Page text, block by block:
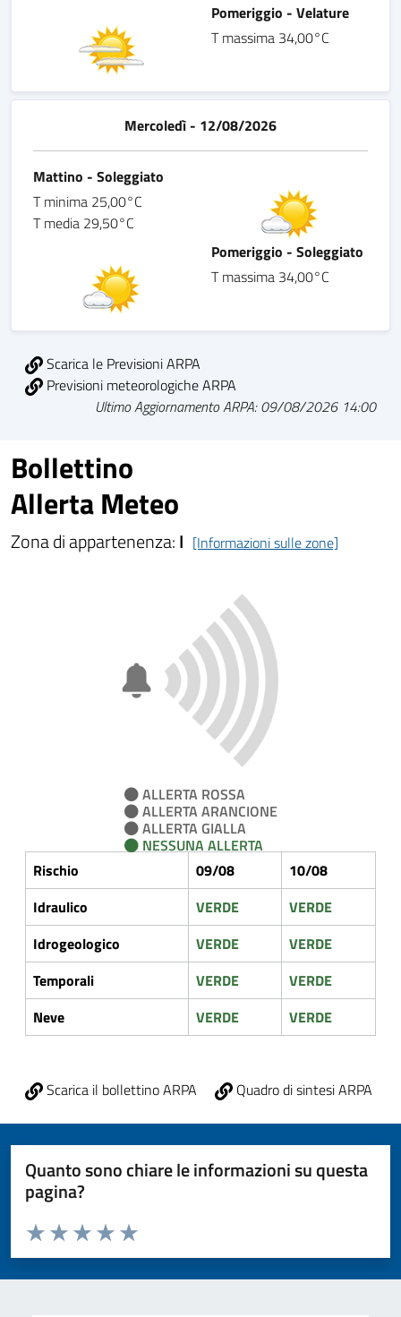
Pomeriggio - Velature
T massima 34,00°C
Mercoledì - 12/08/2026
Mattino - Soleggiato
T minima 25,00°C
T media 29,50°C
Pomeriggio - Soleggiato
T massima 34,00°C
Scarica le Previsioni ARPA
Previsioni meteorologiche ARPA
Ultimo Aggiornamento ARPA: 09/08/2026 14:00
Bollettino
Allerta Meteo
Zona di appartenenza:I [Informazioni sulle zone]
ALLERTA ROSSA
ALLERTA ARANCIONE
ALLERTA GIALLA
NESSUNA ALLERTA
Rischio
09/08
10/08
Idraulico
VERDE
VERDE
Idrogeologico
VERDE
VERDE
Temporali
VERDE
VERDE
Neve
VERDE VERDE
Scarica il bollettino ARPA Quadro di sintesi ARPA
Quanto sono chiare le informazioni su questa
pagina?
Valuta da 1 a 5 stelle la pagina
Valuta 5 stelle su 5
Valuta 4 stelle su 5
Valuta 3 stelle su 5
Valuta 2 stelle su 5
Valuta 1 stelle su 5